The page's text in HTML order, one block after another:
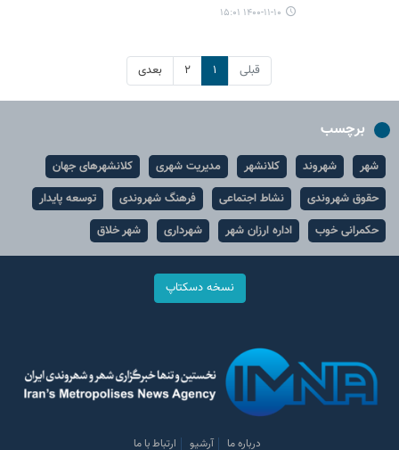
۱۴۰۰-۱۱-۱۰ ۱۵:۰۱
قبلی ۱ ۲ بعدی
برچسب
شهر شهروند کلانشهر مدیریت شهری
کلانشهرهای جهان
حقوق شهروندی
نشاط اجتماعی فرهنگ شهروندی
توسعه پایدار
حکمرانی خوب
اداره ارزان شهر شهرداری شهر خلاق
نسخه دسکتاپ
درباره ما آرشیو ارتباط با ما